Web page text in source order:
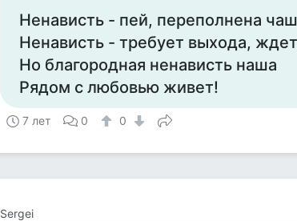
Ненависть - пей, переполнена
Ненависть - требует выхода,
Но благородная ненависть наша
Рядом с любовью живет!
7 лет 0 0
Sergei